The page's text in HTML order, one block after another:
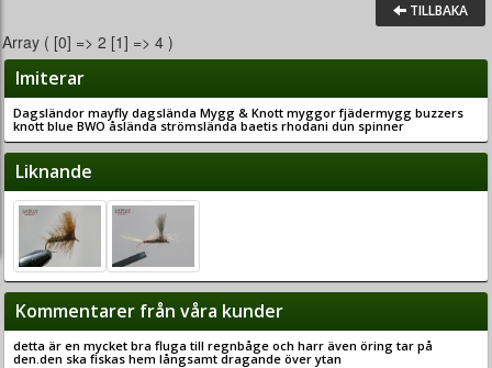
TILLBAKA
Array ( [0] => 2 [1] => 4 )
Imiterar
Dagsländor mayfly dagslända Mygg & Knott myggor fjädermygg buzzers
knott blue BWO åslända strömslända baetis rhodani dun spinner
Liknande
Kommentarer från våra kunder
detta är en mycket bra fluga till regnbåge och harr även öring tar på
den.den ska fiskas hem långsamt dragande över ytan